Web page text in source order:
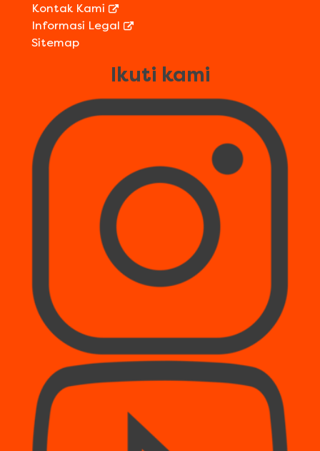
Kontak Kami
Informasi Legal
Sitemap
Ikuti kami